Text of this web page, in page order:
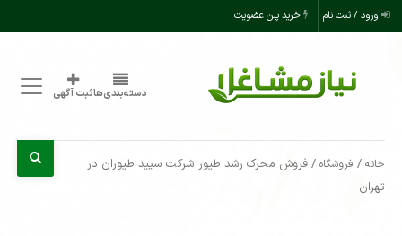
ورود / ثبت نام خرید پلن عضویت
دسته‌بندی‌هاثبت آگهی
خانه / فروشگاه / فروش محرک رشد طیور شرکت سپید طیوران در
تهران